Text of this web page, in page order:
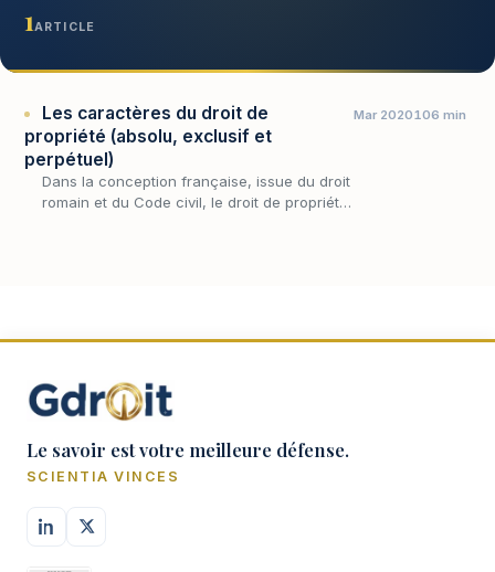
1 ARTICLE
Les caractères du droit de
propriété (absolu, exclusif et
perpétuel)
Dans la conception française, issue du droit
romain et du Code civil, le droit de propriété
Mar 2020106 min
Le savoir est votre meilleure défense.
SCIENTIA VINCES